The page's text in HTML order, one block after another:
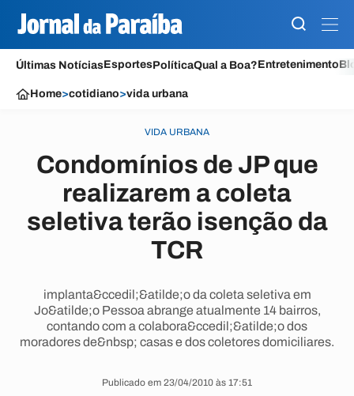
Últimas NotíciasEsportesPolíticaQual a Boa?Entretenimento
Home>cotidiano>vida urbana
VIDA URBANA
Condomínios de JP que
realizarem a coleta
seletiva terão isenção da
TCR
implanta&ccedil;&atilde;o da coleta seletiva em
Jo&atilde;o Pessoa abrange atualmente 14 bairros,
contando com a colabora&ccedil;&atilde;o dos
moradores de&nbsp; casas e dos coletores domiciliares.
Publicado em 23/04/2010 às 17:51